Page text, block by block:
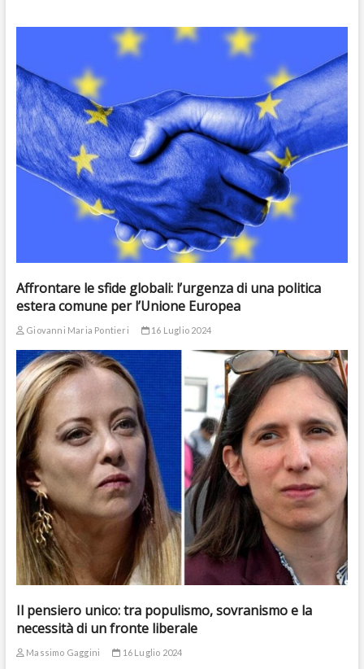
Affrontare le sfide globali: l’urgenza di una politica
estera comune per l’Unione Europea
Giovanni Maria Pontieri 16 Luglio 2024
Il pensiero unico: tra populismo, sovranismo e la
necessità di un fronte liberale
Massimo Gaggini 16 Luglio 2024